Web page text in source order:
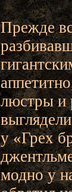
Прежде
люстры и
у «Грех
модно у